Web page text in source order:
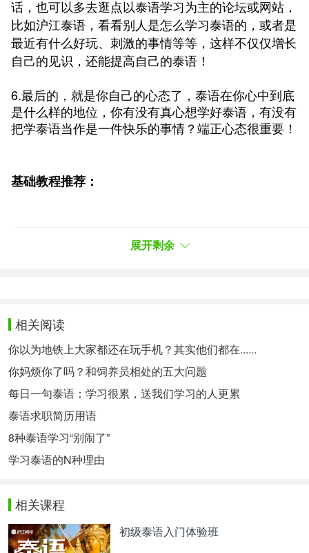
话，也可以多去逛点以泰语学习为主的论坛或网站，
比如沪江泰语，看看别人是怎么学习泰语的，或者是
最近有什么好玩、刺激的事情等等，这样不仅仅增长
自己的见识，还能提高自己的泰语！
6.最后的，就是你自己的心态了，泰语在你心中到底
是什么样的地位，你有没有真心想学好泰语，有没有
把学泰语当作是一件快乐的事情？端正心态很重要！
基础教程推荐：
每日泰语字母
基础类：
朋友
泰语基础对话
泰语词汇视频教学
娱乐类：
看广告学泰语 泰语歌曲
如果你想要有一个专业的指导老师知道你如何学习泰
里报名>>>
展开剩余
相关阅读
你以为地铁上大家都还在玩手机？其实他们都在......
你妈烦你了吗？和饲养员相处的五大问题
每日一句泰语：学习很累，送我们学习的人更累
泰语求职简历用语
8种泰语学习“别闹了”
学习泰语的N种理由
相关课程
初级泰语入门体验班